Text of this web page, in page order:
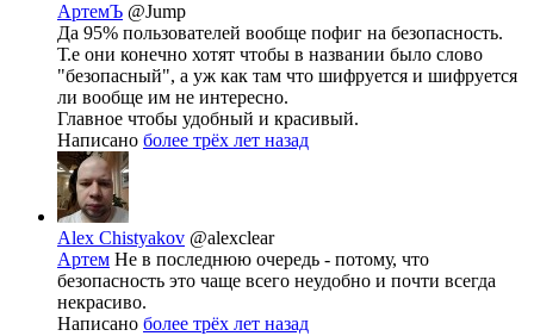
АртемЪ @Jump
Да 95% пользователей вообще пофиг на безопасность.
Т.е они конечно хотят чтобы в названии было слово
"безопасный", а уж как там что шифруется и шифруется
ли вообще им не интересно.
Главное чтобы удобный и красивый.
Написано более трёх лет назад
Alex Chistyakov @alexclear
Артем Не в последнюю очередь - потому, что
безопасность это чаще всего неудобно и почти всегда
некрасиво.
Написано более трёх лет назад